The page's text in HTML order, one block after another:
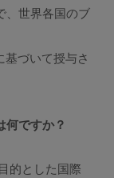
、世界各国のブ
づいて授与さ
ですか？
的とした国際